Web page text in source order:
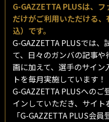
G-GAZZETTA PLUSは、
だけがご利用いただける
込）です。
G-GAZZETTA PLUSでは
て、日々のガンバの記事
画に加えて、選手のサイ
トを毎月実施しています！
G-GAZZETTA PLUSへのご
インしていただき、サイ
「G-GAZZETTA PLUS会